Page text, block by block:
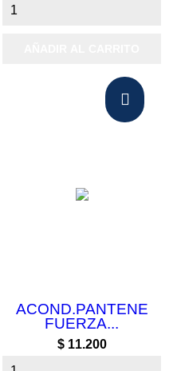
ACOND.PANTENE
FUERZA...
Precio
$ 11.200